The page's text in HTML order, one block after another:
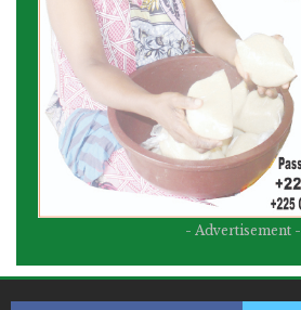
- Advertisement -